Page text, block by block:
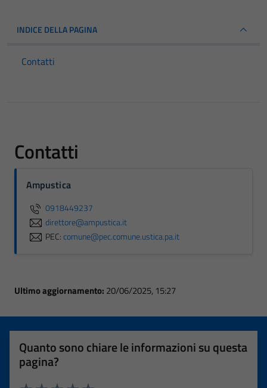
INDICE DELLA PAGINA
Contatti
Contatti
Ampustica
0918449237
direttore@ampustica.it
PEC:comune@pec.comune.ustica.pa.it
Ultimo aggiornamento: 20/06/2025, 15:27
Quanto sono chiare le informazioni su questa
pagina?